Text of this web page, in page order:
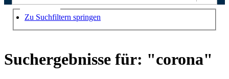
Suchen
Zu Suchfiltern springen
Suchergebnisse für: "corona"